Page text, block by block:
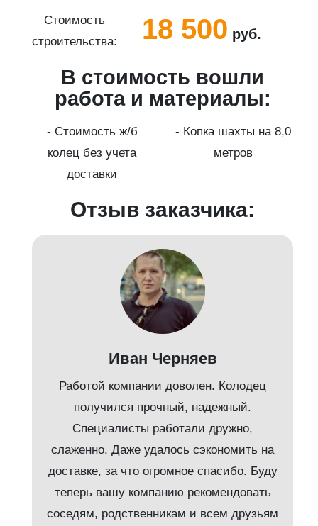
Стоимость
строительства:
18 500 руб.
В стоимость вошли
работа и материалы:
- Стоимость ж/б
колец без учета
доставки
- Копка шахты на 8,0
метров
Отзыв заказчика:
Иван Черняев
Работой компании доволен. Колодец
получился прочный, надежный.
Специалисты работали дружно,
слаженно. Даже удалось сэкономить на
доставке, за что огромное спасибо. Буду
теперь вашу компанию рекомендовать
соседям, родственникам и всем друзьям